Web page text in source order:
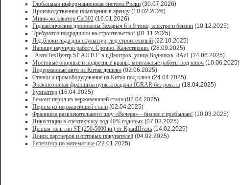
Глобальная информационная система Риски (30.07.2026)
Производственное помещение в аренду (10.02.2026)
Мини-экскаватор Cat302 (16.01.2026)
Гидравлические дровоколы Захарыч 6 и 9 тонн, электро и бензин (10.12.2025)
Требуются подрядчики на строительство! (01.11.2025)
Лед,блоки льда для скульптур, лед строительный (22.10.2025)
Напишу научную работу. Срочно. Качественно. (28.09.2025)
"АвтоТехЦентр SP AUTO" в г.Дмитров, улица Водников, 8Ас1 (24.06.2025)
Мостовые опорные и подвесные краны, монтажные работы под ключ (10.06.2025)
Подержанные авто из Китая дешево (02.06.2025)
Станки и промоборудование из Китая под ключ (24.04.2025)
Эксклюзивная франшиза пункта выдачи IGRAR без роялти (18.04.2025)
Бухгалтер (16.04.2025)
Ремонт перил из нержавеющей стали (02.04.2025)
Перила из нержавеющей стали (02.04.2025)
Франшиза развлекательного шоу «Вечера» – бизнес с прибылью! (10.03.2025)
Инвестиции в спецтехнику под 40% годовых (07.03.2025)
Цепная таль тип ST (250-5000 кг) от КранШталь (14.02.2025)
Поиск партнеров и оптовых покупателей (04.02.2025)
Репетитор по математике (22.01.2025)